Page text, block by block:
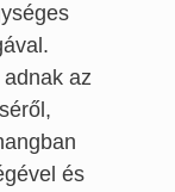
az
és